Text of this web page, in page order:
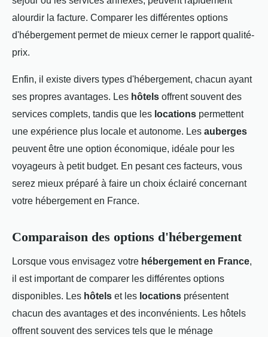
alourdir la facture. Comparer les différentes options
d'hébergement permet de mieux cerner le rapport qualité-
prix.
Enfin, il existe divers types d'hébergement, chacun ayant
ses propres avantages. Les hôtels offrent souvent des
services complets, tandis que les locations permettent
une expérience plus locale et autonome. Les auberges
peuvent être une option économique, idéale pour les
voyageurs à petit budget. En pesant ces facteurs, vous
serez mieux préparé à faire un choix éclairé concernant
votre hébergement en France.
Comparaison des options d'hébergement
Lorsque vous envisagez votre hébergement en France,
il est important de comparer les différentes options
disponibles. Les hôtels et les locations présentent
chacun des avantages et des inconvénients. Les hôtels
offrent souvent des services tels que le ménage